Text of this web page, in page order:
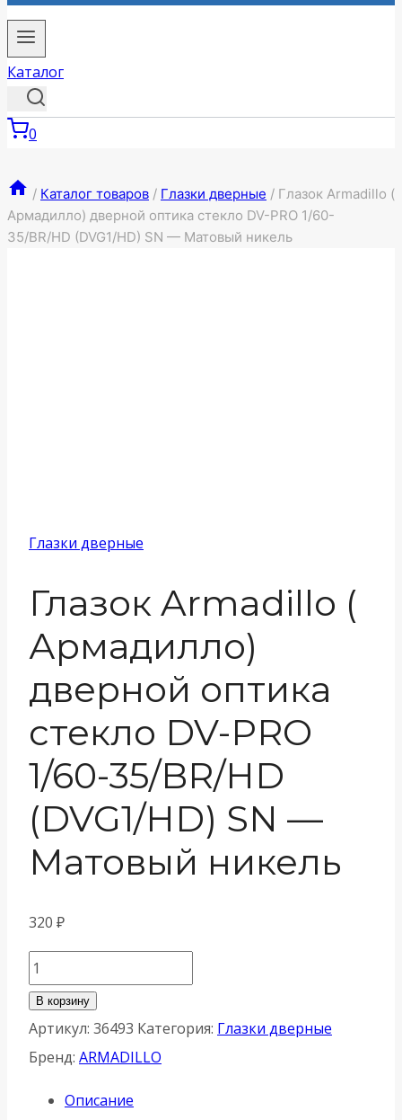
Каталог
0
/ Каталог товаров / Глазки дверные / Глазок Armadillo (
Армадилло) дверной оптика стекло DV-PRO 1/60-
35/BR/HD (DVG1/HD) SN — Матовый никель
Глазки дверные
Глазок Armadillo (
Армадилло)
дверной оптика
стекло DV-PRO
1/60-35/BR/HD
(DVG1/HD) SN —
Матовый никель
320 ₽
Количество
товара
Глазок
Armadillo
Армадилло)
В корзину
Артикул: 36493 Категория: Глазки дверные
Бренд: ARMADILLO
Описание